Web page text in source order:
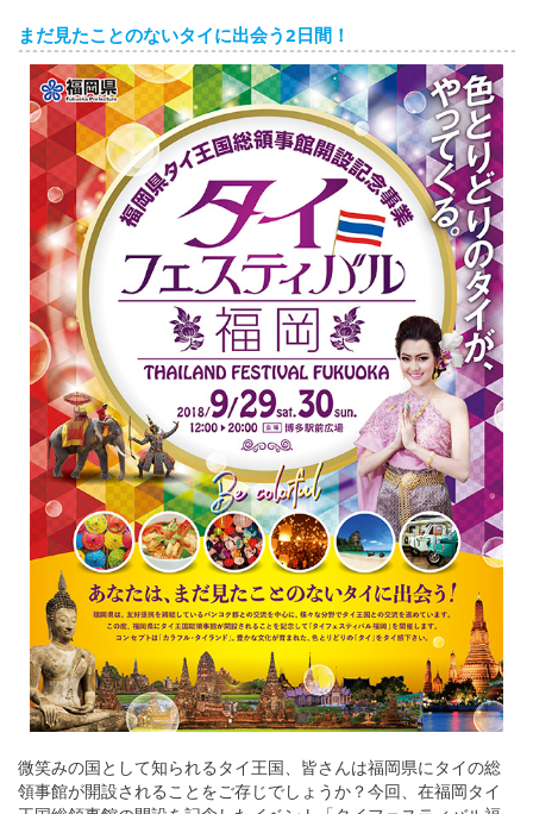
まだ見たことのないタイに出会う2日間！
微笑みの国として知られるタイ王国、皆さんは福岡県にタイの総
領事館が開設されることをご存じでしょうか？今回、在福岡タイ